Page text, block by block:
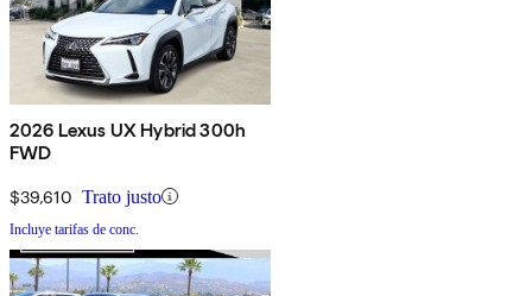
2026 Lexus UX Hybrid 300h
FWD
$39,610 Trato justo
Incluye tarifas de conc.